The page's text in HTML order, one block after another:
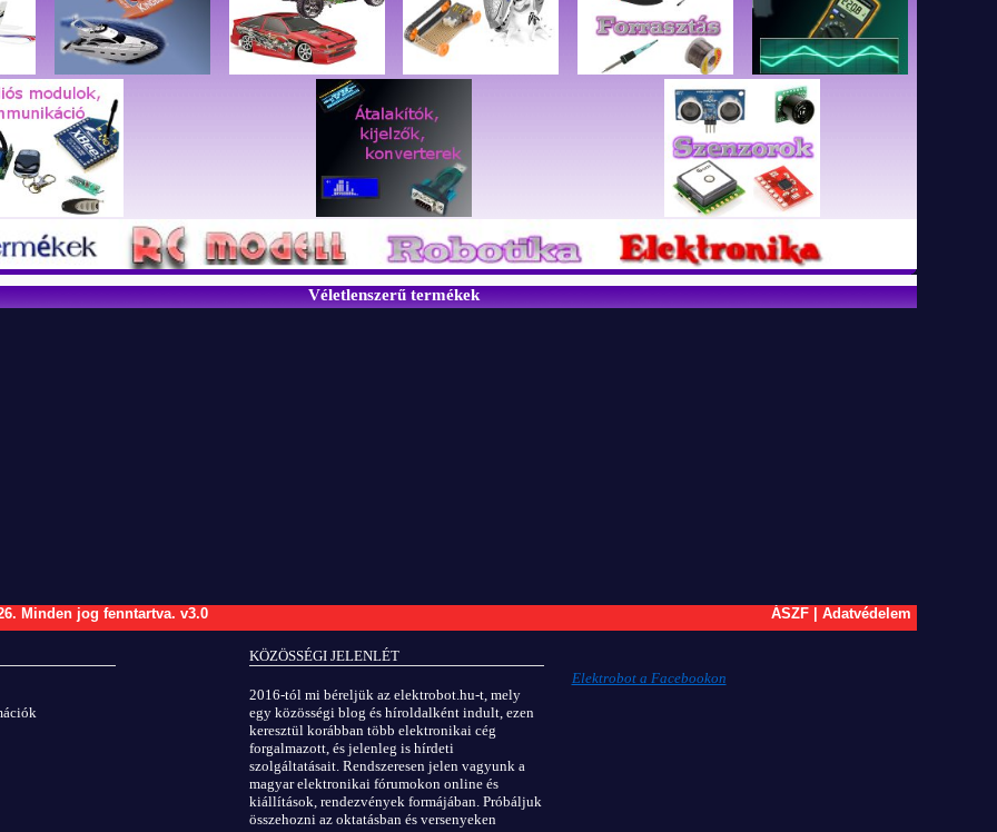
Véletlenszerű termékek
Minden jog fenntartva. v3.0 ÁSZF Adatvédelem
KÖZÖSSÉGI JELENLÉT
2016-tól mi béreljük az elektrobot.hu-t, mely
egy közösségi blog és híroldalként indult, ezen
keresztül korábban több elektronikai cég
forgalmazott, és jelenleg is hírdeti
szolgáltatásait. Rendszeresen jelen vagyunk a
magyar elektronikai fórumokon online és
kiállítások, rendezvények formájában. Próbáljuk
összehozni az oktatásban és versenyeken
Elektrobot a Facebookon